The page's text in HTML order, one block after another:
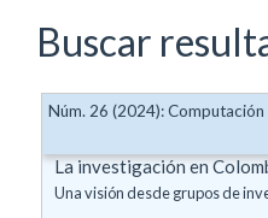
Buscar
La investigación en
Una visión desde grupos de
Núm. 26 (2024): Computación